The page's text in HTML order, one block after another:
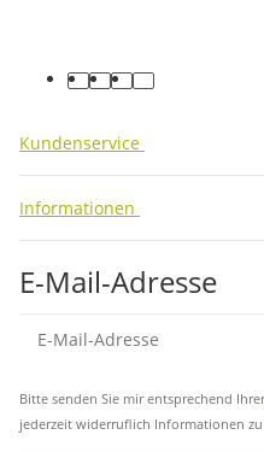
facebook
youtube
instagram
tiktok
Kundenservice
Informationen
E-Mail-Adresse
Bitte senden Sie mir entsprechend
jederzeit widerruflich Informationen